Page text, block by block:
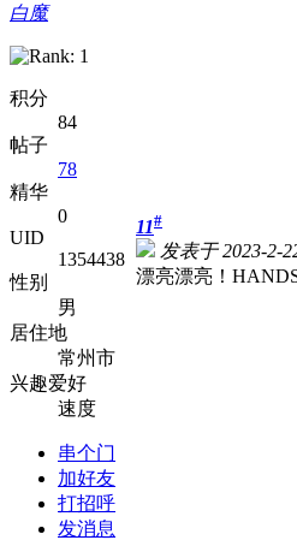
白魔
积分
84
帖子
78
精华
0
UID
1354438
性别
男
居住地
常州市
兴趣爱好
速度
串个门
加好友
打招呼
发消息
11#
发表于 2023-2-
漂亮漂亮！